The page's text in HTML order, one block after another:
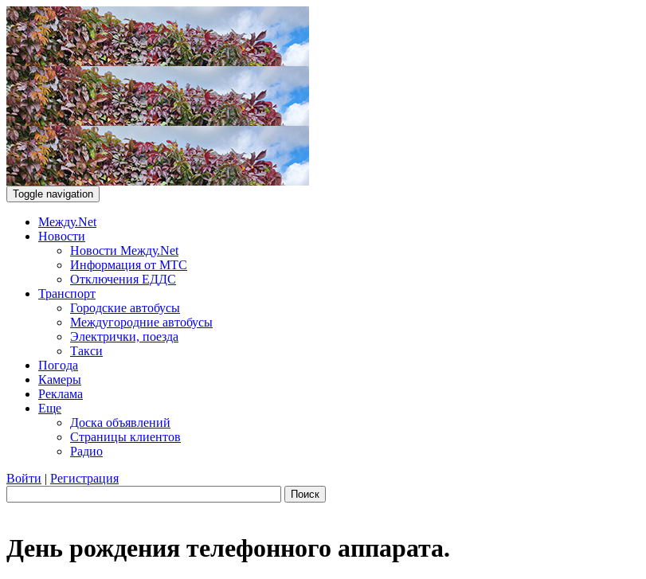
Toggle navigation
Между.Net
Новости
Новости Между.Net
Информация от МТС
Отключения ЕДДС
Транспорт
Городские автобусы
Междугородние автобусы
Электрички, поезда
Такси
Погода
Камеры
Реклама
Еще
Доска объявлений
Страницы клиентов
Радио
Войти | Регистрация
Поиск
День рождения телефонного аппарата.